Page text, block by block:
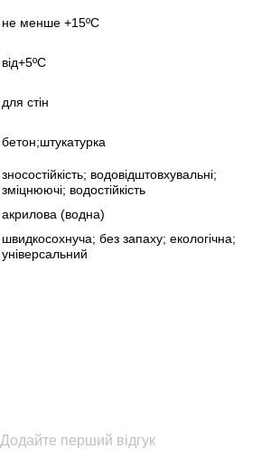
не менше +15ºС
від+5ºC
для стін
бетон;штукатурка
зносостійкість; водовідштовхувальні;
зміцнюючі; водостійкість
акрилова (водна)
швидкосохнуча; без запаху; екологічна;
універсальний
Додайте перший відгук